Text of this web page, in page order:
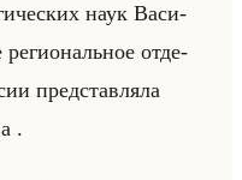
наук Ва­си­
от­де­
пред­став­ля­ла
.